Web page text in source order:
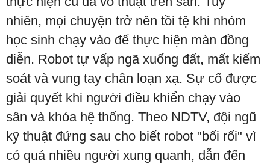
nhiên, mọi chuyện trở nên tồi tệ khi nhóm
học sinh chạy vào để thực hiện màn đồng
diễn. Robot tự vấp ngã xuống đất, mất kiểm
soát và vung tay chân loạn xạ. Sự cố được
giải quyết khi người điều khiển chạy vào
sân và khóa hệ thống. Theo NDTV, đội ngũ
kỹ thuật đứng sau cho biết robot "bối rối" vì
có quá nhiều người xung quanh, dẫn đến